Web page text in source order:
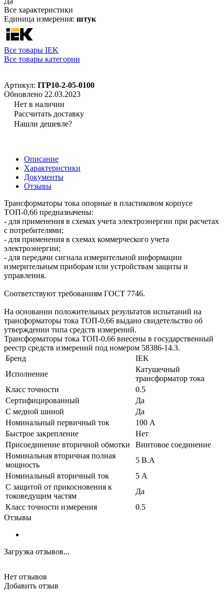
Все характеристики
Единица измерения: штук
Все товары IEK
Все товары категории
Артикул: ITP10-2-05-0100
Обновлено 22.03.2023
Нет в наличии
Рассчитать доставку
Нашли дешевле?
Описание
Характеристики
Документы
Отзывы
Трансформаторы тока опорные в пластиковом корпусе
ТОП-0,66 предназначены:
- для применения в схемах учета электроэнергии при расчетах
с потребителями;
- для применения в схемах коммерческого учета
электроэнергии;
- для передачи сигнала измерительной информации
измерительным приборам или устройствам защиты и
управления.
Соответствуют требованиям ГОСТ 7746.
На основании положительных результатов испытаний на
трансформаторы тока ТОП-0,66 выдано свидетельство об
утверждении типа средств измерений.
Трансформаторы тока ТОП-0,66 внесены в государственный
реестр средств измерений под номером 58386-14.3.
Бренд
IEK
Исполнение
Катушечный
трансформатор тока
Класс точности
0.5
Сертифицированный
Да
С медной шиной
Да
Номинальный первичный ток
100 А
Быстрое закрепление
Нет
Присоединение вторичной обмотки
Винтовое соединение
Номинальная вторичная полная
мощность
5 В.А
Номинальный вторичный ток
5 А
С защитой от прикосновения к
токоведущим частям
Да
Класс точности измерения
0.5
Отзывы
Загрузка отзывов...
Нет отзывов
Добавить отзыв